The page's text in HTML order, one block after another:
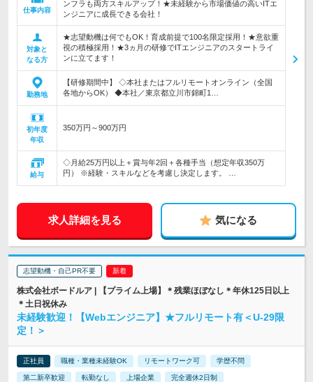
仕事内容
ンフラも両方スキルアップ！★未経験から市場価値の高いITエ
ンジニアに成長できる会社！
対象と
なる方
★志望動機は何でもOK！育成前提で100名限定採用！★意欲重
視の積極採用！★3ヵ月の研修でITエンジニアのスタートライ
ンに立てます！
勤務地
【研修期間中】 ◇本社またはフルリモートオンライン（全国
各地からOK） ◆本社／東京都立川市錦町1…
初年度
年収
350万円～900万円
給与
◇月給25万円以上＋賞与年2回＋各種手当（想定年収350万
円） ※経験・スキルなどを考慮し決定します。 …
求人詳細を見る 気になる
志望動機・自己PR不要
株式会社ボードルア | 【プライム上場】＊残業ほぼなし＊年休125日以上
＊土日祝休み
未経験歓迎！【Webエンジニア】★フルリモート有＜U-29限
定！＞
正社員 職種・業種未経験OK リモートワーク可 学歴不問
第二新卒歓迎 転勤なし 上場企業 完全週休2日制